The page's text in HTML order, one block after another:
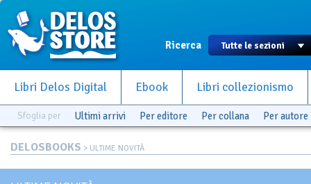
Ricerca
Libri Delos Digital Ebook Libri collezionismo
Sfoglia per Ultimi arrivi Per editore Per collana Per autore
DELOSBOOKS > ULTIME NOVITÀ